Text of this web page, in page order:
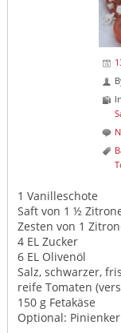
In
1 Vanilleschote
Saft von 1 ½
Zesten von 1
4 EL Zucker
6 EL Olivenöl
Salz, schwarzer,
reife Tomaten
150 g Fetakäse
Optional: